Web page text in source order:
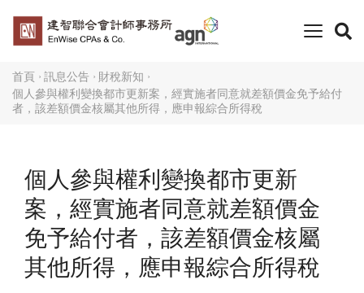
toggle
首頁 訊息公告
財稅新知
個人參與權利變換都市更新案，經實施者同意就差額價金免予給付
者，該差額價金核屬其他所得，應申報綜合所得稅
個人參與權利變換都市更新
案，經實施者同意就差額價金
免予給付者，該差額價金核屬
其他所得，應申報綜合所得稅